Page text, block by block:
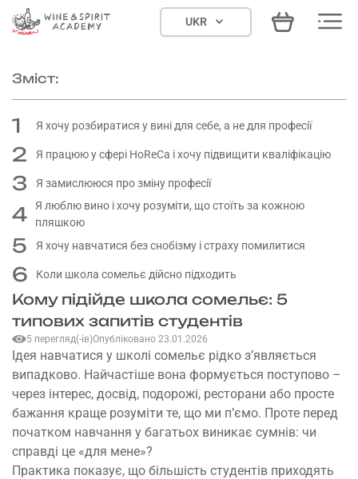
UKR
Кому підійде школа сомельє: 5
типових запитів студентів
5 перегляд(-ів)Опубліковано 23.01.2026
Ідея навчатися у школі сомельє рідко з’являється
випадково. Найчастіше вона формується поступово –
через інтерес, досвід, подорожі, ресторани або просте
бажання краще розуміти те, що ми п’ємо. Проте перед
початком навчання у багатьох виникає сумнів: чи
справді це «для мене»?
Практика показує, що більшість студентів приходять
Зміст:
1 Я хочу розбиратися у вині для себе, а не для професії
2 Я працюю у сфері HoReCa і хочу підвищити кваліфікацію
3 Я замислююся про зміну професії
4
Я люблю вино і хочу розуміти, що стоїть за кожною
пляшкою
5 Я хочу навчатися без снобізму і страху помилитися
6 Коли школа сомельє дійсно підходить